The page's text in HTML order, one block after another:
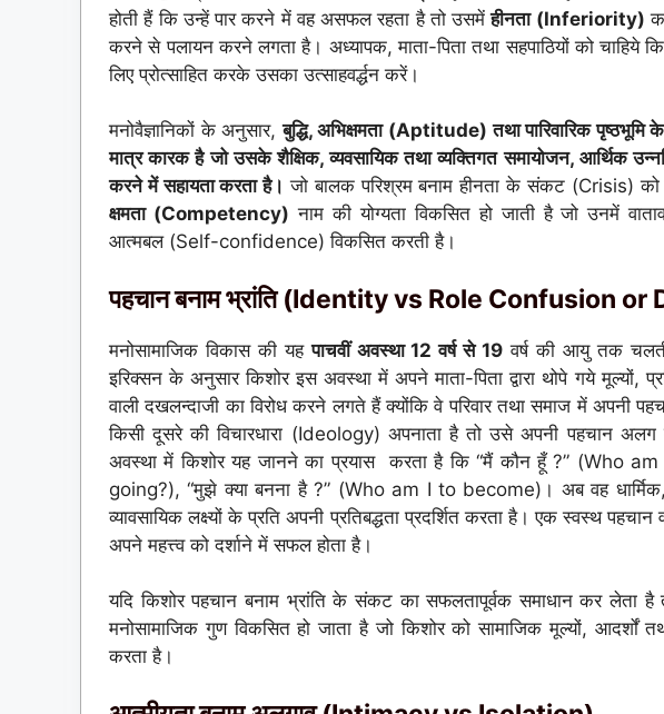
होती हैं कि उन्हें पार करने में वह असफल रहता है तो उसमेंहीनता (Inferiority)
करने से पलायन करने लगता है। अध्यापक, माता-पिता तथा सहपाठियों को चाहिये
लिए प्रोत्साहित करके उसका उत्साहवर्द्धन करें।
मनोवैज्ञानिकों के अनुसार,बुद्धि, अभिक्षमता (Aptitude) तथा पारिवारिक
मात्र कारक है जो उसके शैक्षिक, व्यवसायिक तथा व्यक्तिगत समायोजन, आर्थिक
करने में सहायता करता है। जो बालक परिश्रम बनाम हीनता के संकट (Crisis)
क्षमता (Competency) नाम की योग्यता विकसित हो जाती है जो उनमें
आत्मबल (Self-confidence) विकसित करती है।
पहचान बनाम भ्रांति (Identity vs Role Confusion
मनोसामाजिक विकास की यहपाचवीं अवस्था 12 वर्ष से 19 वर्ष की आयु तक
इरिक्सन के अनुसार किशोर इस अवस्था में अपने माता-पिता द्वारा थोपे गये मूल्यों,
वाली दखलन्दाजी का विरोध करने लगते हैं क्योंकि वे परिवार तथा समाज में अपनी
किसी दूसरे की विचारधारा (Ideology) अपनाता है तो उसे अपनी पहचान
अवस्था में किशोर यह जानने का प्रयास करता है कि “मैं कौन हूँ ?” (Who
going?), “मुझे क्या बनना है ?” (Who am I to become)। अब वह
व्यावसायिक लक्ष्यों के प्रति अपनी प्रतिबद्धता प्रदर्शित करता है। एक स्वस्थ
अपने महत्त्व को दर्शाने में सफल होता है।
यदि किशोर पहचान बनाम भ्रांति के संकट का सफलतापूर्वक समाधान कर लेता
मनोसामाजिक गुण विकसित हो जाता है जो किशोर को सामाजिक मूल्यों, आदर्शों
करता है।